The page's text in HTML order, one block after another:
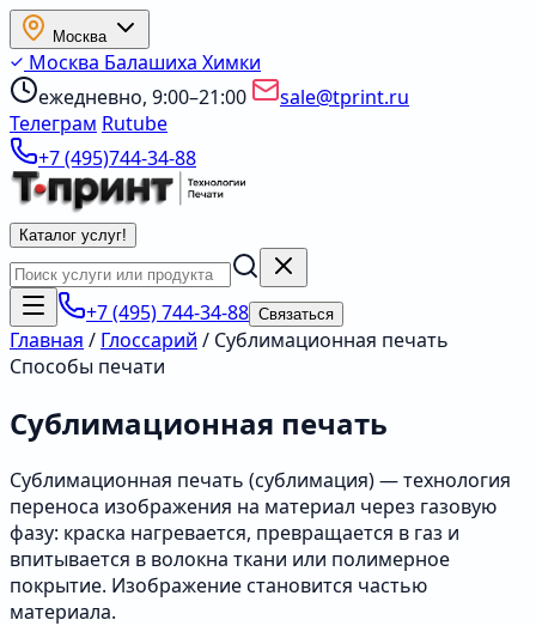
Москва
Москва Балашиха Химки
ежедневно, 9:00–21:00
sale@tprint.ru
Телеграм Rutube
+7 (495)744-34-88
Каталог услуг!
+7 (495) 744-34-88 Связаться
Главная / Глоссарий / Сублимационная печать
Способы печати
Сублимационная печать
Сублимационная печать (сублимация) — технология
переноса изображения на материал через газовую
фазу: краска нагревается, превращается в газ и
впитывается в волокна ткани или полимерное
покрытие. Изображение становится частью
материала.